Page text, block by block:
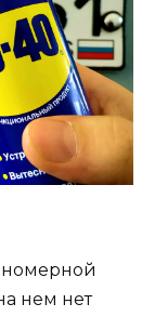
нем нет